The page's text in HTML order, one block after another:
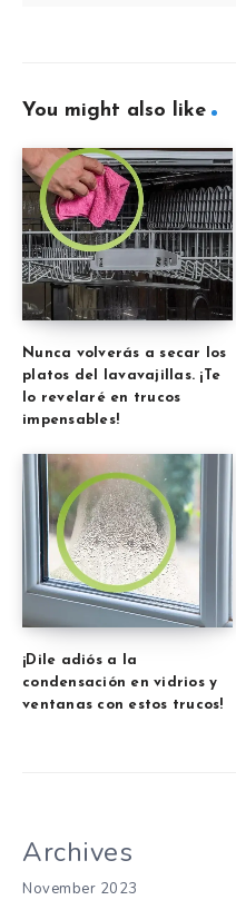
You might also like
Nunca volverás a secar los
platos del lavavajillas. ¡Te
lo revelaré en trucos
impensables!
¡Dile adiós a la
condensación en vidrios y
ventanas con estos trucos!
Archives
November 2023